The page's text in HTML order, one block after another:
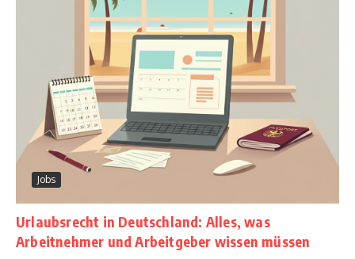
Jobs
Urlaubsrecht in Deutschland: Alles, was
Arbeitnehmer und Arbeitgeber wissen müssen